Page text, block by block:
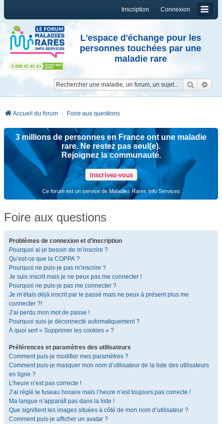
Connexion
Inscription
L'espace d'échange pour les
personnes touchées par une
maladie rare
Accueil du forum Foire aux questions
3 millions de personnes en France ont une maladie
rare. Ne restez pas seul(e).
Rejoignez la communauté.
Inscrivez-vous
Ce forum est un service de Maladies Rares Info Services
Foire aux questions
Problèmes de connexion et d’inscription
Pourquoi ai-je besoin de m’inscrire ?
Qu’est-ce que la COPPA ?
Pourquoi ne puis-je pas m’inscrire ?
Je suis inscrit mais je ne peux pas me connecter !
Pourquoi ne puis-je pas me connecter ?
Je m’étais déjà inscrit par le passé mais ne peux à présent plus me
connecter ?!
J’ai perdu mon mot de passe !
Pourquoi suis-je déconnecté automatiquement ?
À quoi sert « Supprimer les cookies » ?
Préférences et paramètres des utilisateurs
Comment puis-je modifier mes paramètres ?
Comment puis-je masquer mon nom d’utilisateur de la liste des utilisateurs
en ligne ?
L’heure n’est pas correcte !
J’ai réglé le fuseau horaire mais l’heure n’est toujours pas correcte !
Ma langue n’apparaît pas dans la liste !
Que signifient les images situées à côté de mon nom d’utilisateur ?
Comment puis-je afficher un avatar ?